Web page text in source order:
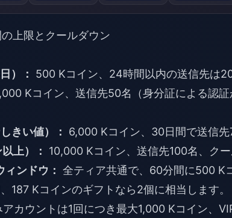
上限とクールダウン
）：
500 Kコイン、24時間以内の送信先は
Kコイン、送信先50名（身分証による認
きい値）：
6,000 Kコイン、30日間で送信
上）：
10,000 Kコイン、送信先100名、ク
ンドウ： 全ティア共通で、60分間に500 K
187 Kコインのギフトなら2個に相当します。
カウントは1回につき最大1,000 Kコイン、